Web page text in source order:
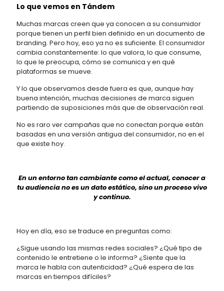
Lo que vemos en Tándem
Muchas marcas creen que ya conocen a su consumidor
porque tienen un perfil bien definido en un documento de
branding. Pero hoy, eso ya no es suficiente. El consumidor
cambia constantemente: lo que valora, lo que consume,
lo que le preocupa, cómo se comunica y en qué
plataformas se mueve.
Y lo que observamos desde fuera es que, aunque hay
buena intención, muchas decisiones de marca siguen
partiendo de suposiciones más que de observación real.
No es raro ver campañas que no conectan porque están
basadas en una versión antigua del consumidor, no en el
que existe hoy.
En un entorno tan cambiante como el actual, conocer a
tu audiencia no es un dato estático, sino un proceso vivo
y continuo.
Hoy en día, eso se traduce en preguntas como:
¿Sigue usando las mismas redes sociales? ¿Qué tipo de
contenido le entretiene o le informa? ¿Siente que la
marca le habla con autenticidad? ¿Qué espera de las
marcas en tiempos difíciles?